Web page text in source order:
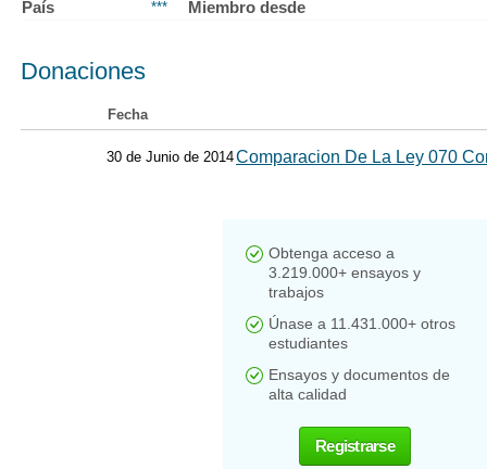
País
*** Miembro desde
Donaciones
Fecha
30 de Junio de 2014Comparacion De La Ley 070
Obtenga acceso a
3.219.000+ ensayos y
trabajos
Únase a 11.431.000+ otros
estudiantes
Ensayos y documentos de
alta calidad
Registrarse